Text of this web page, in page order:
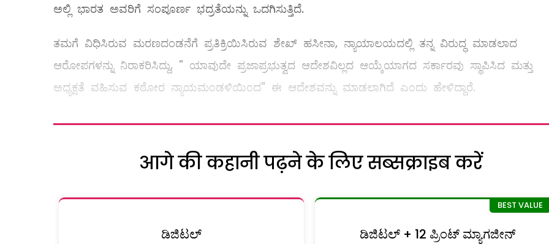
ಅಲ್ಲಿ ಭಾರತ ಅವರಿಗೆ ಸಂಪೂರ್ಣ ಭದ್ರತೆಯನ್ನು ಒದಗಿಸುತ್ತಿದೆ.
ತಮಗೆ ವಿಧಿಸಿರುವ ಮರಣದಂಡನೆಗೆ ಪ್ರತಿಕ್ರಿಯಿಸಿರುವ ಶೇಖ್ ಹಸೀನಾ, ನ್ಯಾಯಾಲಯದಲ್ಲಿ ತನ್ನ ವಿರುದ್ಧ ಮಾಡಲಾದ
ಆರೋಪಗಳನ್ನು ನಿರಾಕರಿಸಿದ್ದು, " ಯಾವುದೇ ಪ್ರಜಾಪ್ರಭುತ್ವದ ಆದೇಶವಿಲ್ಲದ ಆಯ್ಕೆಯಾಗದ ಸರ್ಕಾರವು ಸ್ಥಾಪಿಸಿದ ಮತ್ತು
ಅಧ್ಯಕ್ಷತೆ ವಹಿಸುವ ಕಠೋರ ನ್ಯಾಯಮಂಡಳಿಯಿಂದ" ಈ ಆದೇಶವನ್ನು ಮಾಡಲಾಗಿದೆ ಎಂದು ಹೇಳಿದ್ದಾರೆ.
आगे की कहानी पढ़ने के लिए सब्सक्राइब करें
ಡಿಜಿಟಲ್ ಡಿಜಿಟಲ್ + 12 ಪ್ರಿಂಟ್ ಮ್ಯಾಗಜೀನ್